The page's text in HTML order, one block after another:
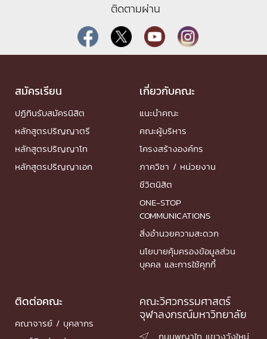
ติดตามผ่าน
สมัครเรียน
ปฏิทินรับสมัครนิสิต
หลักสูตรปริญญาตรี
หลักสูตรปริญญาโท
หลักสูตรปริญญาเอก
เกี่ยวกับคณะ
แนะนำคณะ
คณะผู้บริหาร
โครงสร้างองค์กร
ภาควิชา / หน่วยงาน
ชีวิตนิสิต
ONE-STOP
COMMUNICATIONS
สิ่งอำนวยความสะดวก
นโยบายคุ้มครองข้อมูลส่วน
บุคคล และการใช้คุกกี้
ติดต่อคณะ
คณาจารย์ / บุคลากร
คณะวิศวกรรมศาสตร์
จุฬาลงกรณ์มหาวิทยาลัย
